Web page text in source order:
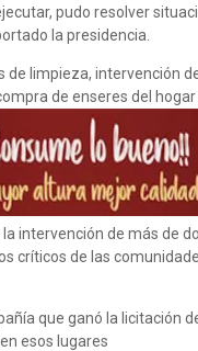
pudo resolver
la presidencia.
de limpieza, intervención
de enseres del
intervención de más de
críticos de las
que ganó la licitación
esos lugares